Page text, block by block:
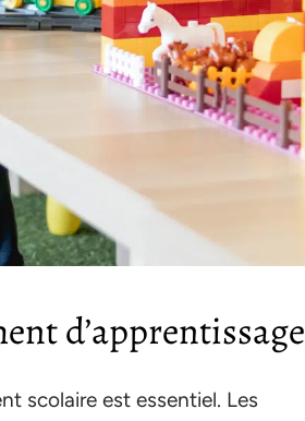
d’apprentissage
scolaire est essentiel. Les